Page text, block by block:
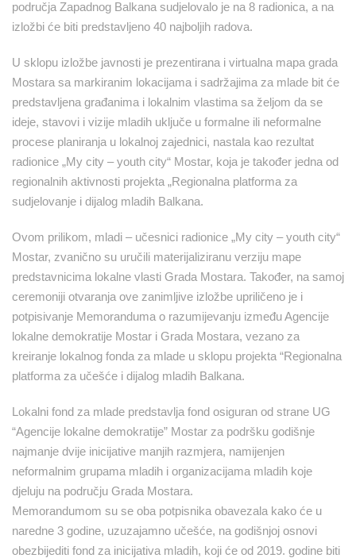
područja Zapadnog Balkana sudjelovalo je na 8 radionica, a na
izložbi će biti predstavljeno 40 najboljih radova.
U sklopu izložbe javnosti je prezentirana i virtualna mapa grada
Mostara sa markiranim lokacijama i sadržajima za mlade bit će
predstavljena građanima i lokalnim vlastima sa željom da se
ideje, stavovi i vizije mladih uključe u formalne ili neformalne
procese planiranja u lokalnoj zajednici, nastala kao rezultat
radionice „My city – youth city“ Mostar, koja je također jedna od
regionalnih aktivnosti projekta „Regionalna platforma za
sudjelovanje i dijalog mladih Balkana.
Ovom prilikom, mladi – učesnici radionice „My city – youth city“
Mostar, zvanično su uručili materijaliziranu verziju mape
predstavnicima lokalne vlasti Grada Mostara. Također, na samoj
ceremoniji otvaranja ove zanimljive izložbe upriličeno je i
potpisivanje Memoranduma o razumijevanju između Agencije
lokalne demokratije Mostar i Grada Mostara, vezano za
kreiranje lokalnog fonda za mlade u sklopu projekta “Regionalna
platforma za učešće i dijalog mladih Balkana.
Lokalni fond za mlade predstavlja fond osiguran od strane UG
“Agencije lokalne demokratije” Mostar za podršku godišnje
najmanje dvije inicijative manjih razmjera, namijenjen
neformalnim grupama mladih i organizacijama mladih koje
djeluju na području Grada Mostara.
Memorandumom su se oba potpisnika obavezala kako će u
naredne 3 godine, uzuzajamno učešće, na godišnjoj osnovi
obezbijediti fond za inicijativa mladih, koji će od 2019. godine biti